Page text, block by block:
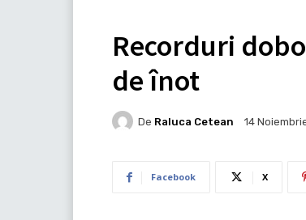
Recorduri
de înot
De Raluca Cetean 14
Facebook X